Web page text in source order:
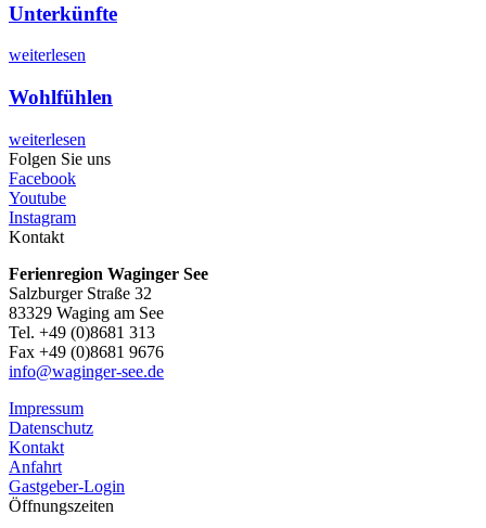
Unterkünfte
weiterlesen
Wohlfühlen
weiterlesen
Folgen Sie uns
Facebook
Youtube
Instagram
Kontakt
Ferienregion Waginger See
Salzburger Straße 32
83329 Waging am See
Tel. +49 (0)8681 313
Fax +49 (0)8681 9676
info@waginger-see.de
Impressum
Datenschutz
Kontakt
Anfahrt
Gastgeber-Login
Öffnungszeiten